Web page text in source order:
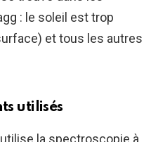
: le soleil est trop
et tous les autres
utilisés
la spectroscopie à